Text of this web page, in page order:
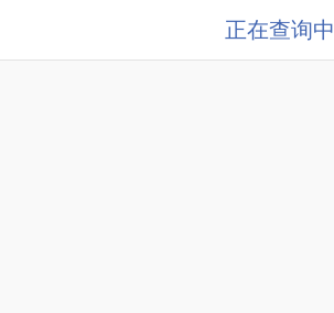
正在查询中